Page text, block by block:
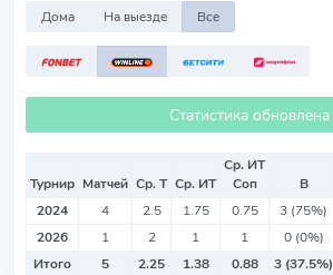
Дома На выезде Все
Статистика обновлена
Турнир Матчей Ср. Т Ср. ИТ
Ср. ИТ
Соп
В
2024
4 2.5 1.75 0.75 3 (75%)
2026
1 2 1 1 0 (0%)
Итого
5 2.25 1.38 0.88 3 (37.5%)